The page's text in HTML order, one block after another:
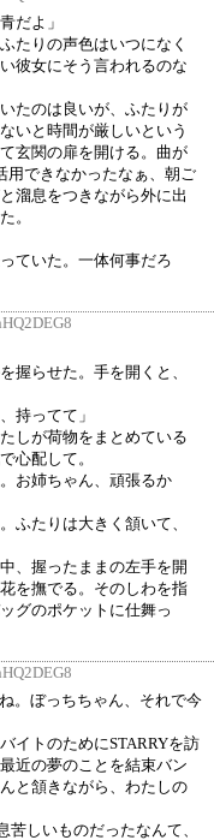
だよ」
たりの声色はいつになく
彼女にそう言われるのな
たのは良いが、ふたりが
いと時間が厳しいという
玄関の扉を開ける。曲が
用できなかったなぁ、朝ご
溜息をつきながら外に出
。
ていた。一体何事だろ
握らせた。手を開くと、
持ってて」
しが荷物をまとめている
心配して。
お姉ちゃん、頑張るか
ふたりは大きく頷いて、
、握ったままの左手を開
を撫でる。そのしわを指
グのポケットに仕舞っ
。ぼっちちゃん、それで今
イトのためにSTARRYを訪
近の夢のことを結束バン
と頷きながら、わたしの
しいものだったなんて、